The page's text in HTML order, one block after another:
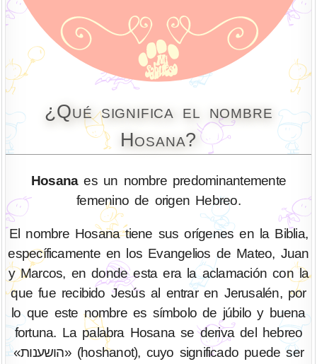
¿Qué significa el nombre
Hosana?
Hosanaes un nombre predominantemente
femenino de origen Hebreo.
El nombre Hosana tiene sus orígenes en la Biblia,
específicamente en los Evangelios de Mateo, Juan
y Marcos, en donde esta era la aclamación con la
que fue recibido Jesús al entrar en Jerusalén, por
lo que este nombre es símbolo de júbilo y buena
fortuna. La palabra Hosana se deriva del hebreo
«הושענות» (hoshanot), cuyo significado puede ser